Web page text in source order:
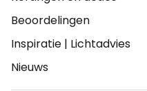
Beoordelingen
Inspiratie | Lichtadvies
Nieuws